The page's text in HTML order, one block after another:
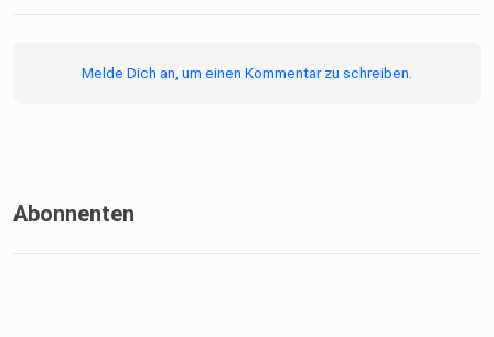
Melde Dich an, um einen Kommentar zu schreiben.
Abonnenten